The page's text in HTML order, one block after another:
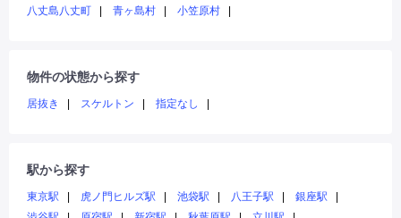
八丈島八丈町
青ヶ島村 小笠原村
物件の状態から探す
居抜き スケルトン 指定なし
駅から探す
東京駅 虎ノ門ヒルズ駅 池袋駅 八王子駅
銀座駅